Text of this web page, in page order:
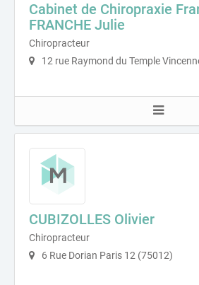
Cabinet de Chiropraxie
FRANCHE Julie
Chiropracteur
12 rue Raymond du Temple
CUBIZOLLES Olivier
Chiropracteur
6 Rue Dorian Paris 12 (75012)